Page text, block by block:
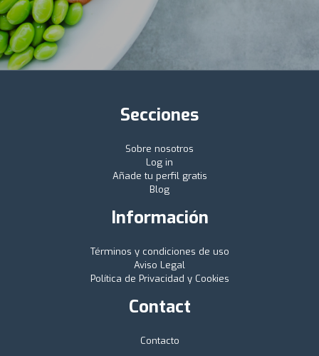
Secciones
Sobre nosotros
Log in
Añade tu perfil gratis
Blog
Información
Términos y condiciones de uso
Aviso Legal
Política de Privacidad y Cookies
Contact
Contacto